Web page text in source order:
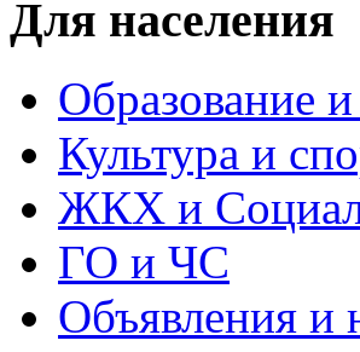
Для населения
Образование
Культура и
ЖКХ и
ГО и ЧС
Объявления и